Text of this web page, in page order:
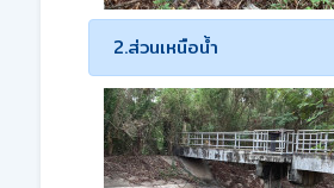
2.ส่วนเหนือน้ำ